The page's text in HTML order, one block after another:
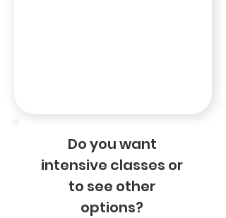
Do you want
intensive classes or
to see other
options?